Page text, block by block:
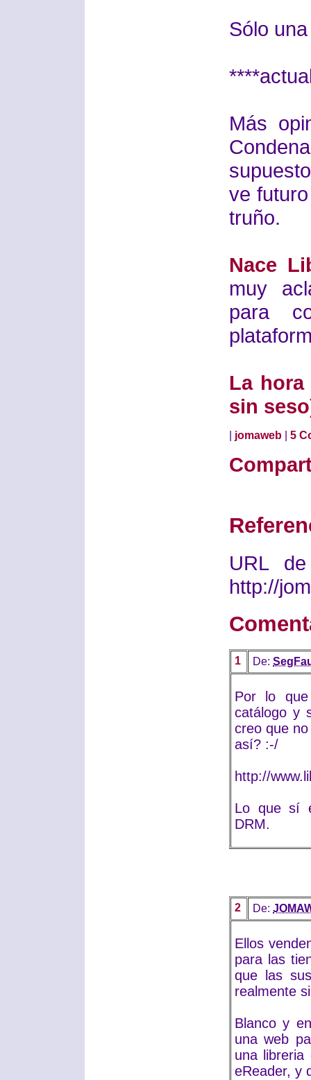
Sólo
Más
ve
truño.
Nace
muy
para
La
sin
jomaweb 5
URL
http://
1 De:
Por lo
catálogo y
creo que
así? :-/
http://
Lo que sí
DRM.
2 De:
Ellos
para las
que las
realmente
Blanco y
una web
una libreria
eReader, y